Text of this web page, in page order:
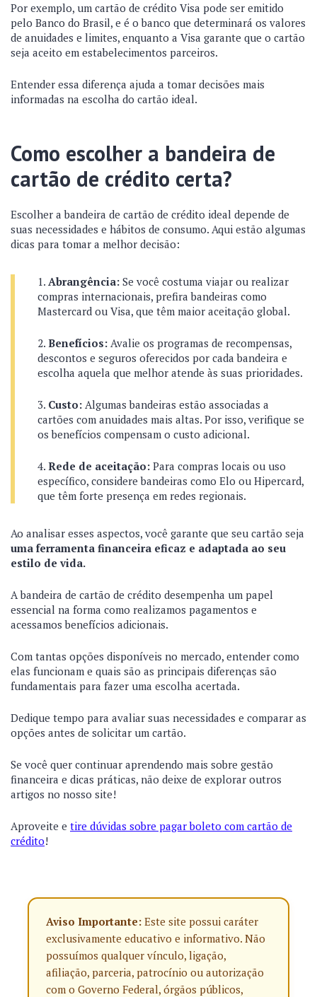
Por exemplo, um cartão de crédito Visa pode ser emitido
pelo Banco do Brasil, e é o banco que determinará os valores
de anuidades e limites, enquanto a Visa garante que o cartão
seja aceito em estabelecimentos parceiros.
Entender essa diferença ajuda a tomar decisões mais
informadas na escolha do cartão ideal.
Como escolher a bandeira de
cartão de crédito certa?
Escolher a bandeira de cartão de crédito ideal depende de
suas necessidades e hábitos de consumo. Aqui estão algumas
dicas para tomar a melhor decisão:
Abrangência: Se você costuma viajar ou realizar
compras internacionais, prefira bandeiras como
Mastercard ou Visa, que têm maior aceitação global.
Benefícios: Avalie os programas de recompensas,
descontos e seguros oferecidos por cada bandeira e
escolha aquela que melhor atende às suas prioridades.
Custo: Algumas bandeiras estão associadas a
cartões com anuidades mais altas. Por isso, verifique se
os benefícios compensam o custo adicional.
Rede de aceitação: Para compras locais ou uso
específico, considere bandeiras como Elo ou Hipercard,
que têm forte presença em redes regionais.
Ao analisar esses aspectos, você garante que seu cartão seja
uma ferramenta financeira eficaz e adaptada ao seu
estilo de vida.
A bandeira de cartão de crédito desempenha um papel
essencial na forma como realizamos pagamentos e
acessamos benefícios adicionais.
Com tantas opções disponíveis no mercado, entender como
elas funcionam e quais são as principais diferenças são
fundamentais para fazer uma escolha acertada.
Dedique tempo para avaliar suas necessidades e comparar as
opções antes de solicitar um cartão.
Se você quer continuar aprendendo mais sobre gestão
financeira e dicas práticas, não deixe de explorar outros
artigos no nosso site!
Aproveite e tire dúvidas sobre pagar boleto com cartão de
crédito!
Aviso Importante: Este site possui caráter
exclusivamente educativo e informativo. Não
possuímos qualquer vínculo, ligação,
afiliação, parceria, patrocínio ou autorização
com o Governo Federal, órgãos públicos,